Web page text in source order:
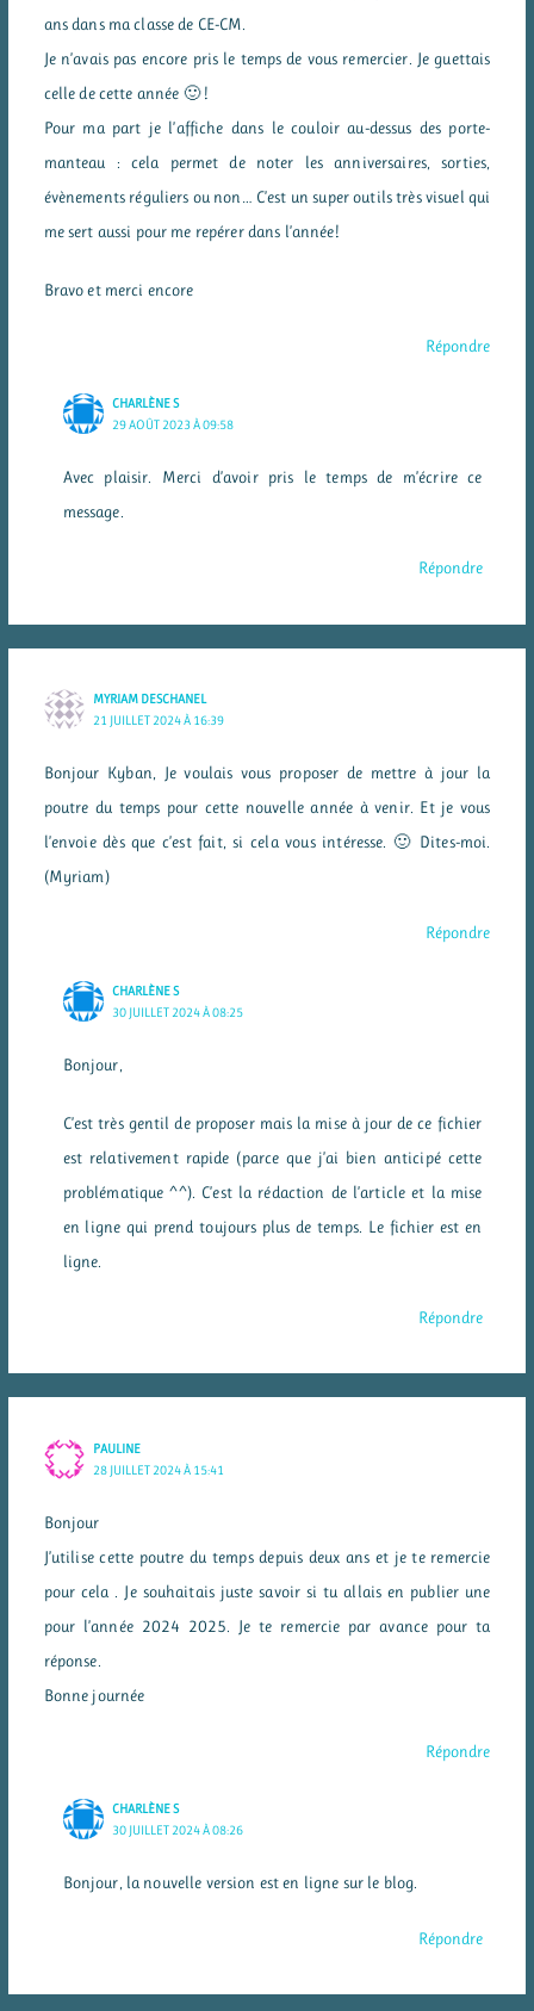
ans dans ma classe de CE-CM.
Je n’avais pas encore pris le temps de vous remercier. Je guettais
celle de cette année 🙂 !
Pour ma part je l’affiche dans le couloir au-dessus des porte-
manteau : cela permet de noter les anniversaires, sorties,
évènements réguliers ou non… C’est un super outils très visuel qui
me sert aussi pour me repérer dans l’année!
Bravo et merci encore
Répondre
CHARLÈNE S
29 AOÛT 2023 À 09:58
Avec plaisir. Merci d’avoir pris le temps de m’écrire ce
message.
Répondre
MYRIAM DESCHANEL
21 JUILLET 2024 À 16:39
Bonjour Kyban, Je voulais vous proposer de mettre à jour la
poutre du temps pour cette nouvelle année à venir. Et je vous
l’envoie dès que c’est fait, si cela vous intéresse. 🙂 Dites-moi.
(Myriam)
Répondre
CHARLÈNE S
30 JUILLET 2024 À 08:25
Bonjour,
C’est très gentil de proposer mais la mise à jour de ce fichier
est relativement rapide (parce que j’ai bien anticipé cette
problématique ^^). C’est la rédaction de l’article et la mise
en ligne qui prend toujours plus de temps. Le fichier est en
ligne.
Répondre
PAULINE
28 JUILLET 2024 À 15:41
Bonjour
J’utilise cette poutre du temps depuis deux ans et je te remercie
pour cela . Je souhaitais juste savoir si tu allais en publier une
pour l’année 2024 2025. Je te remercie par avance pour ta
réponse.
Bonne journée
Répondre
CHARLÈNE S
30 JUILLET 2024 À 08:26
Bonjour, la nouvelle version est en ligne sur le blog.
Répondre